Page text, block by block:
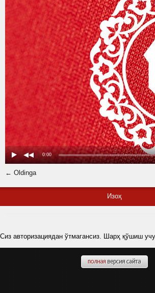
← Oldinga
Изоҳ
Сиз авторизациядан ўтмагансиз. Шарҳ қўшиш